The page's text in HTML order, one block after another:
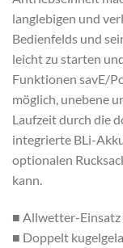
langlebigen und
Bedienfelds und
leicht zu starten
Funktionen savE/
möglich, unebene
Laufzeit durch die
integrierte BLi-
optionalen
kann.
■ Allwetter-Einsatz
■ Doppelt